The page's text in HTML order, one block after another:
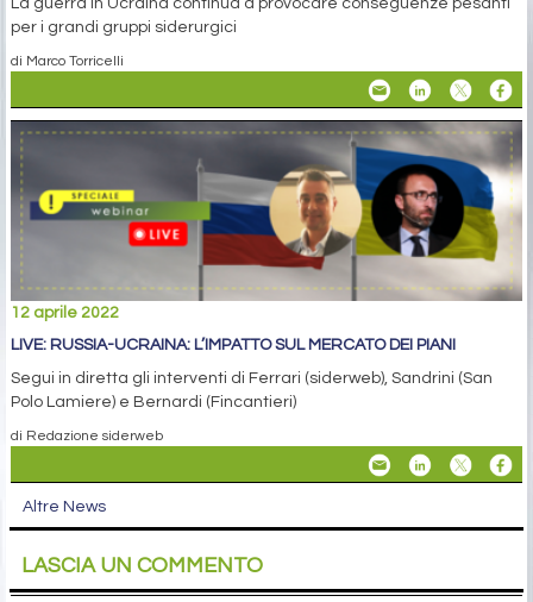
La guerra in Ucraina continua a provocare conseguenze pesanti
per i grandi gruppi siderurgici
di Marco Torricelli
12 aprile 2022
LIVE: RUSSIA-UCRAINA: L’IMPATTO SUL MERCATO DEI PIANI
Segui in diretta gli interventi di Ferrari (siderweb), Sandrini (San
Polo Lamiere) e Bernardi (Fincantieri)
di Redazione siderweb
Altre News
LASCIA UN COMMENTO